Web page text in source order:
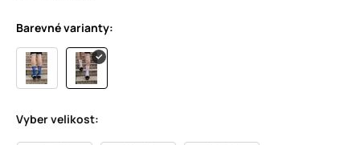
Barevné varianty:
Vyber velikost: